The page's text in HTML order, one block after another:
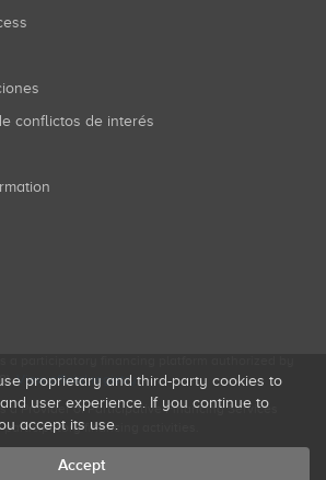
conflictos de interés
View official registry .
a Provider of Participative Financing Services
financing activities.
proprietary and third-party cookies to
user experience. If you continue to
accept its use.
Accept